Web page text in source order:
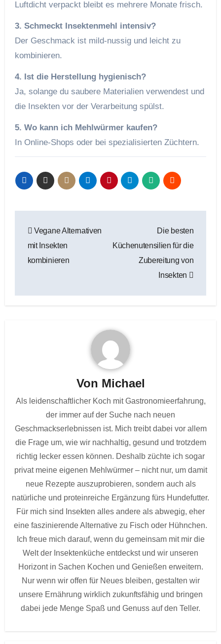
Luftdicht verpackt bleibt es mehrere Monate frisch.
3. Schmeckt Insektenmehl intensiv?
Der Geschmack ist mild-nussig und leicht zu
kombinieren.
4. Ist die Herstellung hygienisch?
Ja, solange du saubere Materialien verwendest und
die Insekten vor der Verarbeitung spülst.
5. Wo kann ich Mehlwürmer kaufen?
In Online-Shops oder bei spezialisierten Züchtern.
Vegane Alternativen
mit Insekten
kombinieren
Die besten
Küchenutensilien für die
Zubereitung von
Insekten
Von Michael
Als leidenschaftlicher Koch mit Gastronomieerfahrung,
der immer auf der Suche nach neuen
Geschmackserlebnissen ist. Mich treibt dabei vor allem
die Frage um, wie wir nachhaltig, gesund und trotzdem
richtig lecker essen können. Deshalb züchte ich sogar
privat meine eigenen Mehlwürmer – nicht nur, um damit
neue Rezepte auszuprobieren, sondern auch als
natürliche und proteinreiche Ergänzung fürs Hundefutter.
Für mich sind Insekten alles andere als abwegig, eher
eine faszinierende Alternative zu Fisch oder Hühnchen.
Ich freue mich darauf, wenn du gemeinsam mit mir die
Welt der Insektenküche entdeckst und wir unseren
Horizont in Sachen Kochen und Genießen erweitern.
Nur wenn wir offen für Neues bleiben, gestalten wir
unsere Ernährung wirklich zukunftsfähig und bringen
dabei jede Menge Spaß und Genuss auf den Teller.